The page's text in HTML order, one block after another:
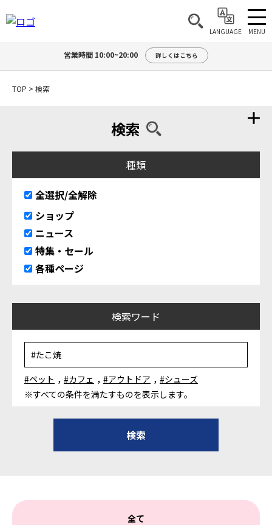
LANGUAGE MENU
営業時間 10:00~20:00 詳しくはこちら
TOP > 検索
検索
種類
全選択/全解除
ショップ
ニュース
特集・セール
各種ページ
検索ワード
#ペット , #カフェ , #アウトドア , #シューズ
※すべての条件を満たすものを表示します。
全て